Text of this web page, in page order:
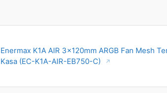
Enermax K1A AIR 3x120mm ARGB Fan Mesh
Kasa (EC-K1A-AIR-EB750-C)